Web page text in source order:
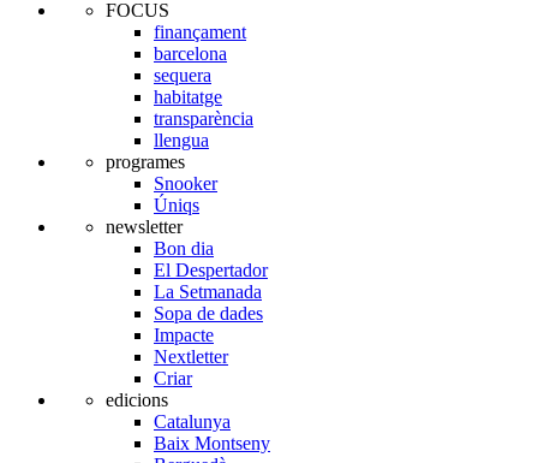
FOCUS
finançament
barcelona
sequera
habitatge
transparència
llengua
programes
Snooker
Úniqs
newsletter
Bon dia
El Despertador
La Setmanada
Sopa de dades
Impacte
Nextletter
Criar
edicions
Catalunya
Baix Montseny